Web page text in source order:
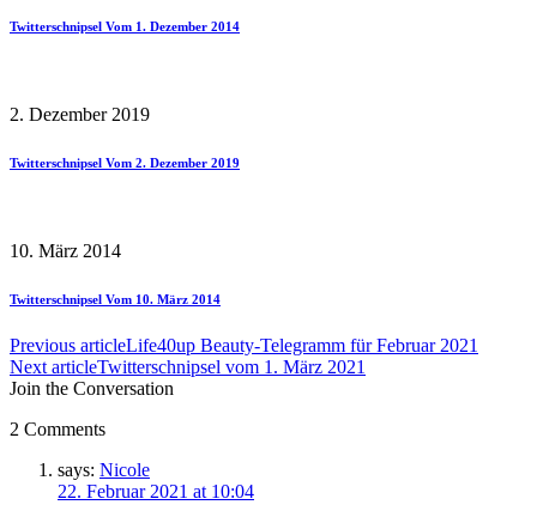
Twitterschnipsel Vom 1. Dezember 2014
2. Dezember 2019
Twitterschnipsel Vom 2. Dezember 2019
10. März 2014
Twitterschnipsel Vom 10. März 2014
Previous articleLife40up Beauty-Telegramm für Februar 2021
Next articleTwitterschnipsel vom 1. März 2021
Join the Conversation
2 Comments
says: Nicole
22. Februar 2021 at 10:04